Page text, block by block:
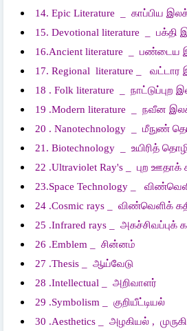
14. Epic Literature _ காப்பிய
15. Devotional literature _ பக்தி
16.Ancient literature _ பண்டைய
17. Regional literature _ வட்டார
18 . Folk literature _ நாட்டுப்புற
19 .Modern literature _ நவீன
20 . Nanotechnology _ மீநுண்
21. Biotechnology _ உயிரித்
22 .Ultraviolet Ray's _ புற ஊதாக்
23.Space Technology _
24 .Cosmic rays _ விண்வெளிக்
25 .Infrared rays _ அகச்சிவப்புக்
26 .Emblem _ சின்னம்
27 .Thesis _ ஆய்வேடு
28 .Intellectual _ அறிவாளர்
29 .Symbolism _ குறியீட்டியல்
30 .Aesthetics _ அழகியல் ,